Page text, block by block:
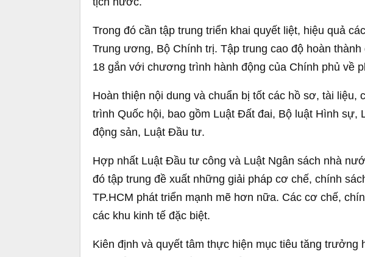
Trong đó cần tập trung triển khai quyết liệt, hiệu quả
Trung ương, Bộ Chính trị. Tập trung cao độ hoàn
18 gắn với chương trình hành động của Chính phủ về
Hoàn thiện nội dung và chuẩn bị tốt các hồ sơ, tài liệu,
trình Quốc hội, bao gồm Luật Đất đai, Bộ luật Hình sự,
động sản, Luật Đầu tư.
Hợp nhất Luật Đầu tư công và Luật Ngân sách nhà
đó tập trung đề xuất những giải pháp cơ chế, chính
TP.HCM phát triển mạnh mẽ hơn nữa. Các cơ chế,
các khu kinh tế đặc biệt.
Kiên định và quyết tâm thực hiện mục tiêu tăng trưởng